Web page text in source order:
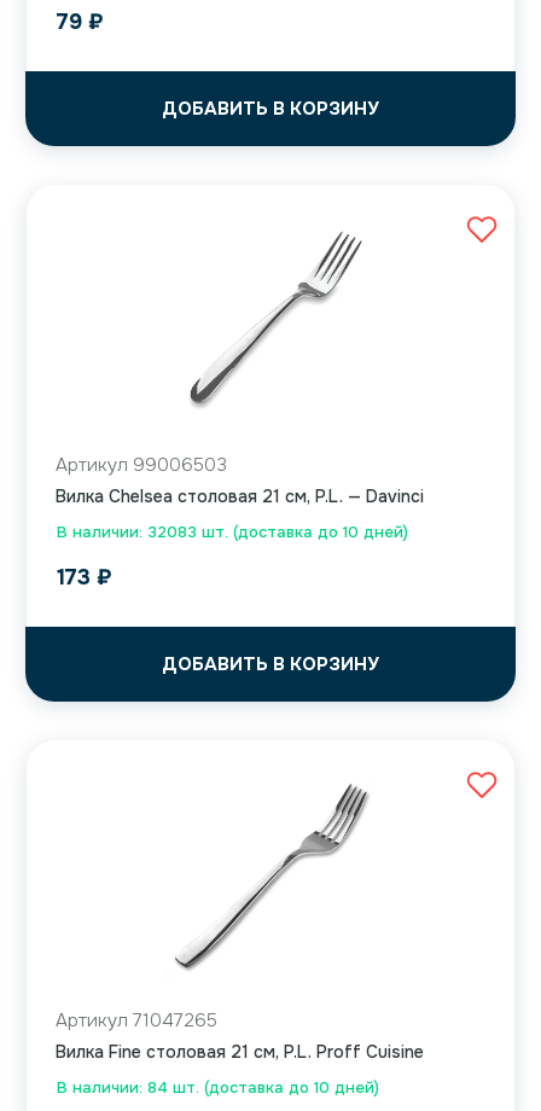
79 ₽
ДОБАВИТЬ В КОРЗИНУ
В наличии: 32083 шт. (доставка до 10 дней)
Артикул 99006503
Вилка Chelsea столовая 21 см, P.L. — Davinci
173 ₽
ДОБАВИТЬ В КОРЗИНУ
В наличии: 84 шт. (доставка до 10 дней)
Артикул 71047265
Вилка Fine столовая 21 см, P.L. Proff Cuisine